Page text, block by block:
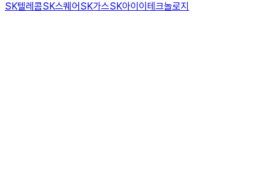
SK텔레콤SK스퀘어 SK가스SK아이이테크놀로지